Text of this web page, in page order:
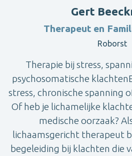
Gert
Therapeut en
Roborst
Therapie bij stress,
psychosomatische
stress, chronische spanning
Of heb je lichamelijke
medische oorzaak?
lichaamsgericht therapeut
begeleiding bij klachten die